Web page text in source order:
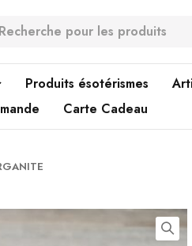
Produits ésotérismes
Carte Cadeau